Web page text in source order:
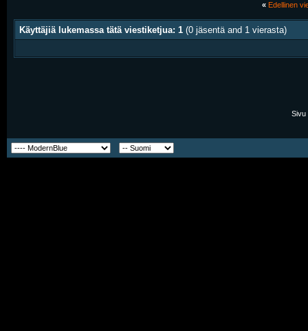
« Edellinen
Käyttäjiä lukemassa tätä viestiketjua: 1 (0 jäsentä and 1 vierasta)
Sivu